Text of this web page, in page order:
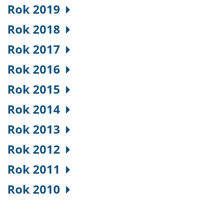
Rok 2019
Rok 2018
Rok 2017
Rok 2016
Rok 2015
Rok 2014
Rok 2013
Rok 2012
Rok 2011
Rok 2010